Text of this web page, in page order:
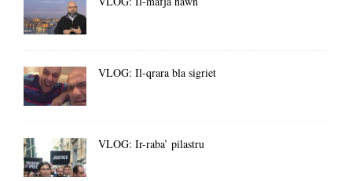
VLOG: Il-qrara bla sigriet
VLOG: Ir-raba’ pilastru